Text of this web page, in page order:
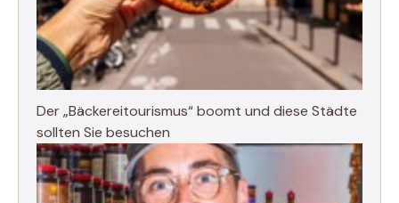
Der „Bäckereitourismus“ boomt und diese Städte
sollten Sie besuchen